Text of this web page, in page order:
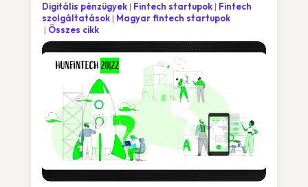
Digitális pénzügyek Fintech startupok
Fintech
szolgáltatások
Magyar fintech startupok
Összes cikk